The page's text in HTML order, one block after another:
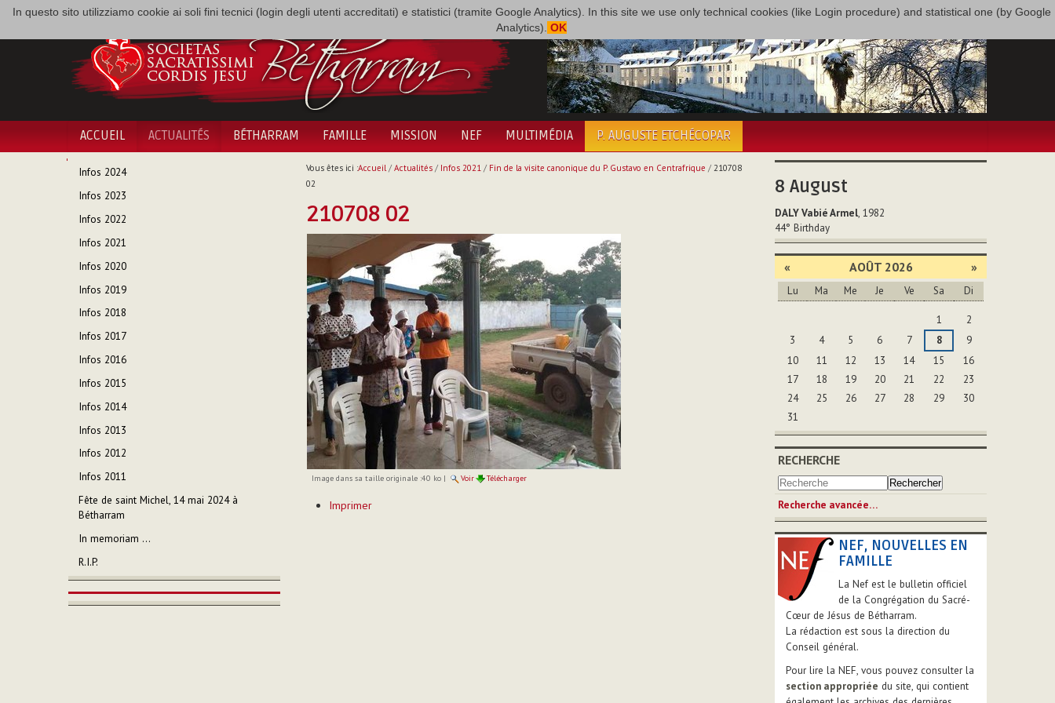
In questo sito utilizziamo cookie ai soli fini tecnici (login degli utenti accreditati) e statistici (tramite Google Analytics). In this site we use only technical cookies (like Login procedure) and statistical one (by Google
Analytics). OK
ACCUEIL ACTUALITÉS BÉTHARRAM FAMILLE MISSION NEF MULTIMÉDIA P. AUGUSTE ETCHÉCOPAR
NAVIGATION
Infos 2024
Infos 2023
Infos 2022
Infos 2021
Infos 2020
Infos 2019
Infos 2018
Infos 2017
Infos 2016
Infos 2015
Infos 2014
Infos 2013
Infos 2012
Infos 2011
Fête de saint Michel, 14 mai 2024 à
Bétharram
In memoriam ...
R.I.P.
Vous êtes ici :Accueil/ Actualités/ Infos 2021/ Fin de la visite canonique du P. Gustavo en Centrafrique / 210708
02
210708 02
Image dans sa taille originale :40 ko| Voir Télécharger
sur
Imprimer
8 August
DALY Vabié Armel, 1982
44° Birthday
« AOÛT 2026 »
Lu Ma Me Je Ve Sa Di
1
2
3
4 5 6 7 8
9
10
11 12 13 14 15
16
17
18 19 20 21 22
23
24
25 26 27 28 29
30
31
RECHERCHE
Recherche avancée…
NEF, NOUVELLES EN
FAMILLE
La Nef est le bulletin officiel
de la Congrégation du Sacré-
Cœur de Jésus de Bétharram.
La rédaction est sous la direction du
Conseil général.
Pour lire la NEF, vous pouvez consulter la
section appropriée du site, qui contient